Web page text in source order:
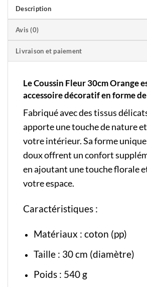
Description
Avis (0)
Livraison et paiement
Le Coussin Fleur 30cm Orange
accessoire décoratif en forme
Fabriqué avec des tissus
apporte une touche de nature
votre intérieur. Sa forme
doux offrent un confort
en ajoutant une touche florale
votre espace.
Caractéristiques :
Matériaux : coton (pp)
Taille : 30 cm (diamètre)
Poids : 540 g